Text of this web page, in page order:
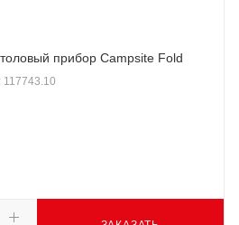
прибор Campsite Fold
117743.10